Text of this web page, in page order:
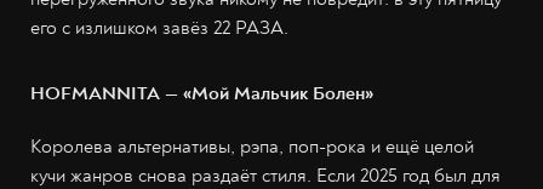
его с излишком завёз 22 РАЗА.
HOFMANNITA — «Мой Мальчик Болен»
Королева альтернативы, рэпа, поп-рока и ещё целой
кучи жанров снова раздаёт стиля. Если 2025 год был для